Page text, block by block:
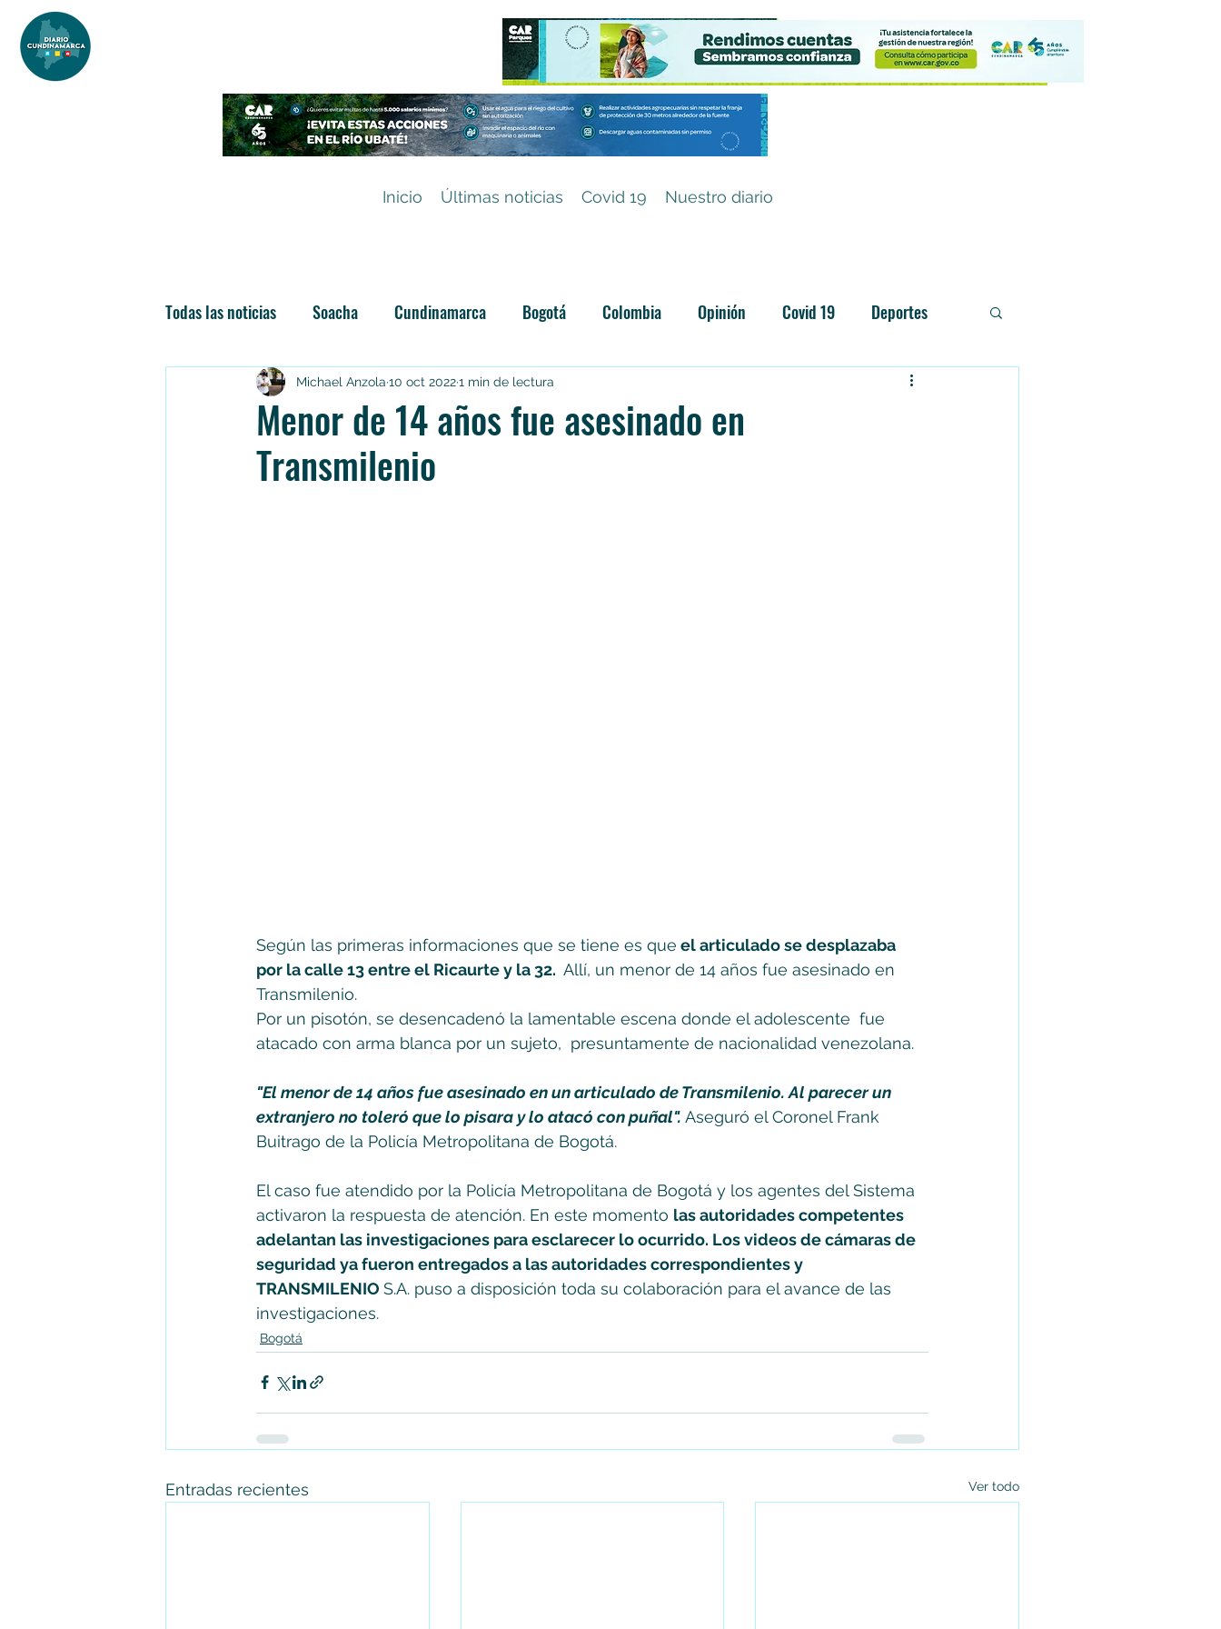
Inicio Últimas noticias Covid 19 Nuestro diario
Todas las noticias Soacha Cundinamarca Bogotá Colombia Opinión Covid 19 Deportes
Las nuevas soachunidades Categoría sin título
Menor de 14 años fue asesinado en
Transmilenio
Michael Anzola 10 oct 20221 min de lectura
Según las primeras informaciones que se tiene es que el articulado se desplazaba
por la calle 13 entre el Ricaurte y la 32. Allí, un menor de 14 años fue asesinado en
Transmilenio.
Por un pisotón, se desencadenó la lamentable escena donde el adolescente  fue
atacado con arma blanca por un sujeto,  presuntamente de nacionalidad venezolana.
"El menor de 14 años fue asesinado en un articulado de Transmilenio. Al parecer un
extranjero no toleró que lo pisara y lo atacó con puñal". Aseguró el Coronel Frank
Buitrago de la Policía Metropolitana de Bogotá.
El caso fue atendido por la Policía Metropolitana de Bogotá y los agentes del Sistema
activaron la respuesta de atención. En este momento las autoridades competentes
adelantan las investigaciones para esclarecer lo ocurrido. Los videos de cámaras de
seguridad ya fueron entregados a las autoridades correspondientes y
TRANSMILENIO S.A. puso a disposición toda su colaboración para el avance de las
investigaciones.
Bogotá
Entradas recientes Ver todo